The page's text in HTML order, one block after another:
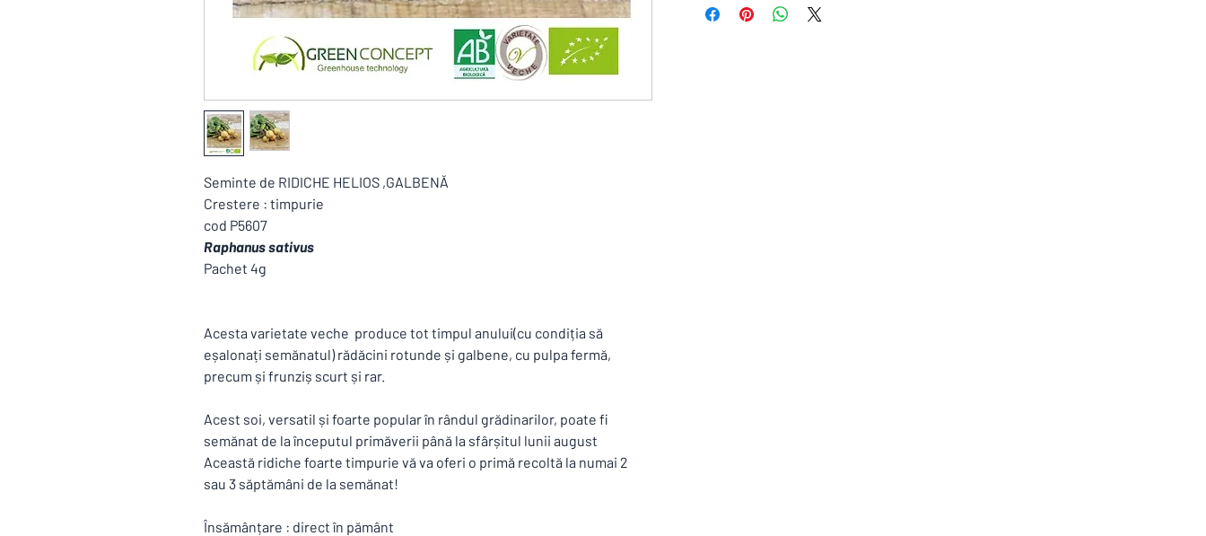
Seminte de RIDICHE HELIOS ,GALBENĂ
Crestere : timpurie
cod P5607
Raphanus sativus
Pachet 4g
Acesta varietate veche produce tot timpul anului(cu condiția să
eșalonați semănatul) rădăcini rotunde și galbene, cu pulpa fermă,
precum și frunziș scurt și rar.
Acest soi, versatil și foarte popular în rândul grădinarilor, poate fi
semănat de la începutul primăverii până la sfârșitul lunii august
Această ridiche foarte timpurie vă va oferi o primă recoltă la numai 2
sau 3 săptămâni de la semănat!
Însămânțare : direct în pământ